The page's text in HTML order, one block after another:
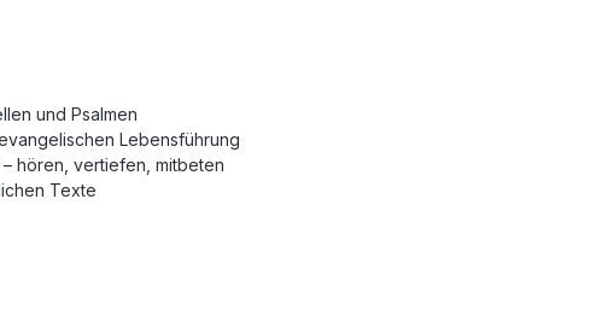
und Psalmen
Lebensführung
hören, vertiefen, mitbeten
Texte